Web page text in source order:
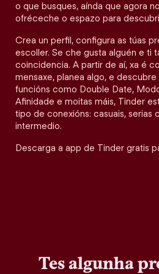
o que busques, aínda que agora
ofréceche o espazo para
Crea un perfil, configura as túas
escoller. Se che gusta alguén e ti
coincidencia. A partir de aí, xa é
mensaxe, planea algo, e
funcións como Double Date,
Afinidade e moitas máis, Tinder
tipo de conexións: casuais, serias
intermedio.
Descarga a app de Tinder gratis
Tes algunha